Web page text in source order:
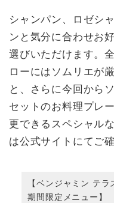
シャンパン、ロゼシ
ンと気分に合わせお
選びいただけます。
ローにはソムリエが
と、さらに今回から
セットのお料理プレ
更できるスペシャル
は公式サイトにてご
【ベンジャミン テ
期間限定メニュー】